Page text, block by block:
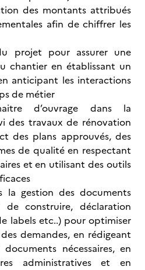
des montants attribués
afin de chiffrer les
projet pour assurer une
chantier en établissant un
anticipant les interactions
de métier
d’ouvrage dans la
des travaux de rénovation
des plans approuvés, des
de qualité en respectant
et en utilisant des outils
la gestion des documents
de construire, déclaration
labels etc..) pour optimiser
demandes, en rédigeant
nécessaires, en
administratives et en